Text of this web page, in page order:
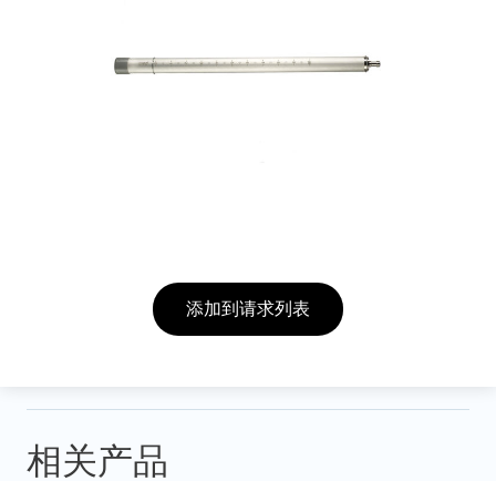
添加到请求列表
相关产品